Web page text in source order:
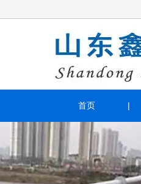
首页